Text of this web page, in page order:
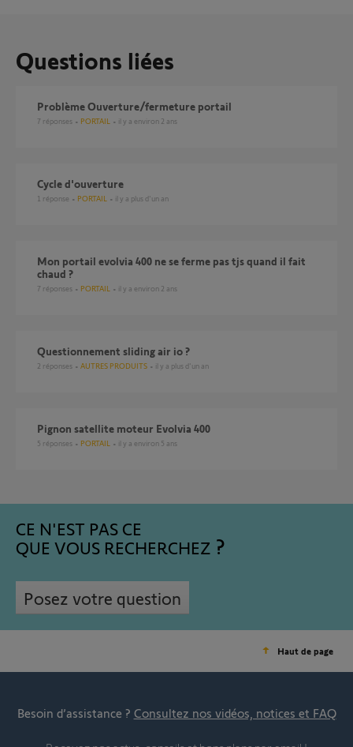
Questions liées
Problème Ouverture/fermeture portail
7 réponses PORTAIL il y a environ 2 ans
Cycle d'ouverture
1 réponse PORTAIL il y a plus d'un an
mon portail evolvia 400 ne se ferme pas tjs quand il fait
chaud ?
7 réponses PORTAIL il y a environ 2 ans
Questionnement sliding air io ?
2 réponses AUTRES PRODUITS il y a plus d'un an
Pignon satellite moteur Evolvia 400
5 réponses PORTAIL il y a environ 5 ans
CE N'EST PAS CE
QUE VOUS RECHERCHEZ
Posez votre question
Haut de page
Besoin d’assistance ? Consultez nos vidéos, notices et FAQ